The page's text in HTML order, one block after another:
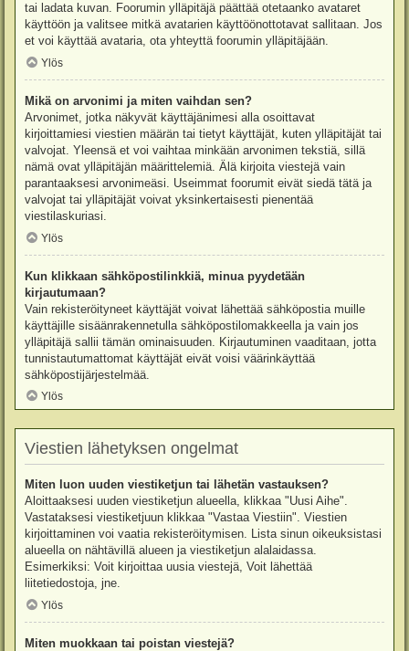
tai ladata kuvan. Foorumin ylläpitäjä päättää otetaanko avataret
käyttöön ja valitsee mitkä avatarien käyttöönottotavat sallitaan. Jos
et voi käyttää avataria, ota yhteyttä foorumin ylläpitäjään.
Ylös
Mikä on arvonimi ja miten vaihdan sen?
Arvonimet, jotka näkyvät käyttäjänimesi alla osoittavat
kirjoittamiesi viestien määrän tai tietyt käyttäjät, kuten ylläpitäjät tai
valvojat. Yleensä et voi vaihtaa minkään arvonimen tekstiä, sillä
nämä ovat ylläpitäjän määrittelemiä. Älä kirjoita viestejä vain
parantaaksesi arvonimeäsi. Useimmat foorumit eivät siedä tätä ja
valvojat tai ylläpitäjät voivat yksinkertaisesti pienentää
viestilaskuriasi.
Ylös
Kun klikkaan sähköpostilinkkiä, minua pyydetään
kirjautumaan?
Vain rekisteröityneet käyttäjät voivat lähettää sähköpostia muille
käyttäjille sisäänrakennetulla sähköpostilomakkeella ja vain jos
ylläpitäjä sallii tämän ominaisuuden. Kirjautuminen vaaditaan, jotta
tunnistautumattomat käyttäjät eivät voisi väärinkäyttää
sähköpostijärjestelmää.
Ylös
Viestien lähetyksen ongelmat
Miten luon uuden viestiketjun tai lähetän vastauksen?
Aloittaaksesi uuden viestiketjun alueella, klikkaa "Uusi Aihe".
Vastataksesi viestiketjuun klikkaa "Vastaa Viestiin". Viestien
kirjoittaminen voi vaatia rekisteröitymisen. Lista sinun oikeuksistasi
alueella on nähtävillä alueen ja viestiketjun alalaidassa.
Esimerkiksi: Voit kirjoittaa uusia viestejä, Voit lähettää
liitetiedostoja, jne.
Ylös
Miten muokkaan tai poistan viestejä?